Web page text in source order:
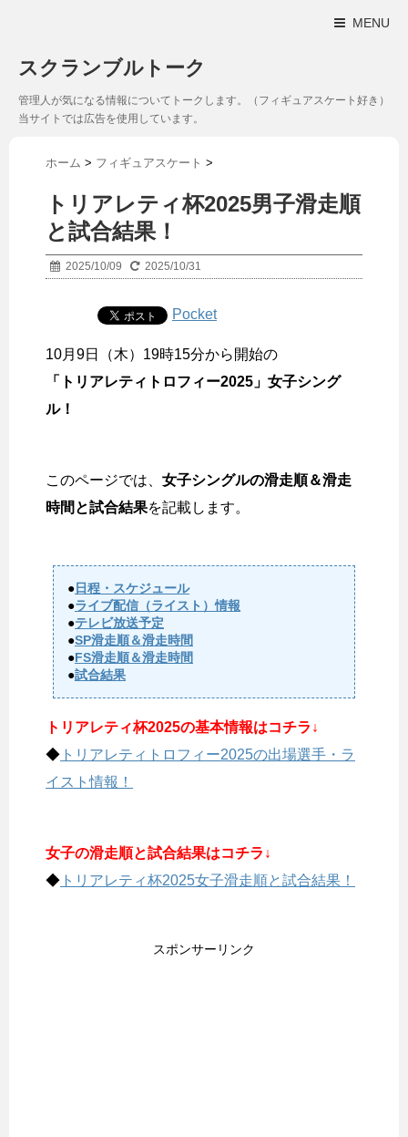
MENU
スクランブルトーク
管理人が気になる情報についてトークします。（フィギュアスケート好き）
当サイトでは広告を使用しています。
ホーム > フィギュアスケート >
トリアレティ杯2025男子滑走順
と試合結果！
2025/10/09 2025/10/31
Pocket
10月9日（木）19時15分から開始の
「トリアレティトロフィー2025」女子シング
ル！
このページでは、 女子シングルの滑走順＆滑走
時間と試合結果を記載します。
●日程・スケジュール
●ライブ配信（ライスト）情報
●テレビ放送予定
●SP滑走順＆滑走時間
●FS滑走順＆滑走時間
●試合結果
トリアレティ杯2025の基本情報はコチラ↓
◆ トリアレティトロフィー2025の出場選手・ラ
イスト情報！
女子の滑走順と試合結果はコチラ↓
◆ トリアレティ杯2025女子滑走順と試合結果！
スポンサーリンク